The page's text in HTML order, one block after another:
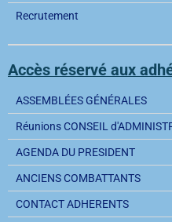
Recrutement
Accès réservé aux
ASSEMBLÉES GÉNÉRALES
Réunions CONSEIL
AGENDA DU PRESIDENT
ANCIENS COMBATTANTS
CONTACT ADHERENTS